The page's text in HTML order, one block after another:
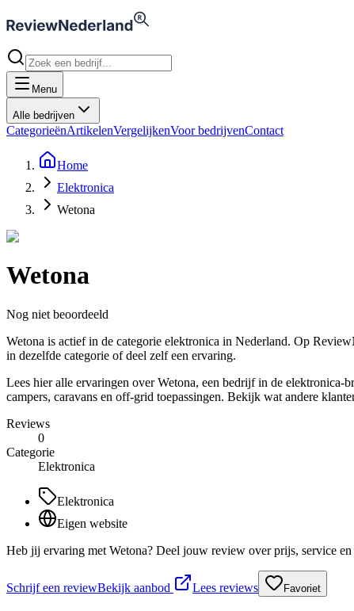
Menu
Alle bedrijven
CategorieënArtikelenVergelijkenVoor bedrijvenContact
Home
Elektronica
Wetona
Wetona
Nog niet beoordeeld
Wetona is actief in de categorie elektronica in Nederland. Op
in dezelfde categorie of deel zelf een ervaring.
Lees hier alle ervaringen over Wetona, een bedrijf in de
campers, caravans en off-grid toepassingen. Bekijk wat andere
Reviews
0
Categorie
Elektronica
Elektronica
Eigen website
Heb jij ervaring met Wetona? Deel jouw review over prijs, service
Schrijf een reviewBekijk aanbod Lees reviews Favoriet